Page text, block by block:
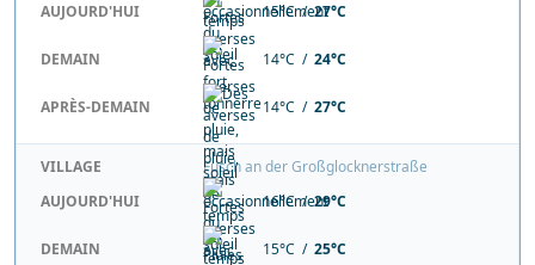
AUJOURD'HUI
15°C /27°C
DEMAIN 14°C / 24°C
APRÈS-DEMAIN 14°C / 27°C
VILLAGE
Fusch an der Großglocknerstraße
AUJOURD'HUI
16°C /29°C
DEMAIN 15°C / 25°C